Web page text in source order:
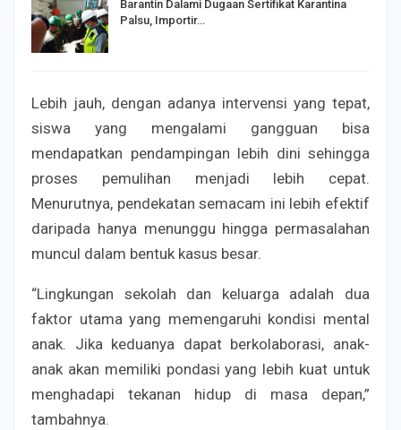
Barantin Dalami Dugaan Sertifikat Karantina
Palsu, Importir…
Lebih jauh, dengan adanya intervensi yang tepat,
siswa yang mengalami gangguan bisa
mendapatkan pendampingan lebih dini sehingga
proses pemulihan menjadi lebih cepat.
Menurutnya, pendekatan semacam ini lebih efektif
daripada hanya menunggu hingga permasalahan
muncul dalam bentuk kasus besar.
“Lingkungan sekolah dan keluarga adalah dua
faktor utama yang memengaruhi kondisi mental
anak. Jika keduanya dapat berkolaborasi, anak-
anak akan memiliki pondasi yang lebih kuat untuk
menghadapi tekanan hidup di masa depan,”
tambahnya.